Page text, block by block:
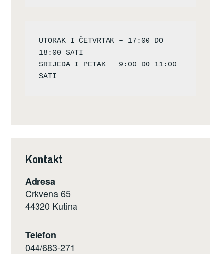
UTORAK I ČETVRTAK – 17:00 DO
18:00 SATI
SRIJEDA I PETAK – 9:00 DO 11:00
Kontakt
Adresa
Crkvena 65
44320 Kutina
Telefon
044/683-271